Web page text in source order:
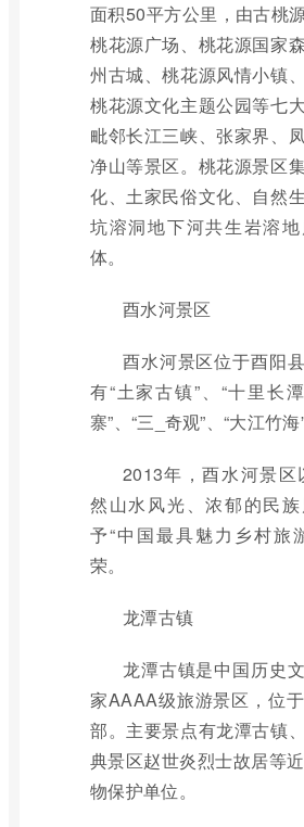
面积50平方公里，由古桃
桃花源广场、桃花源国家
州古城、桃花源风情小镇
桃花源文化主题公园等七
毗邻长江三峡、张家界、
净山等景区。桃花源景区
化、土家民俗文化、自然
坑溶洞地下河共生岩溶
体。
酉水河景区
酉水河景区位于酉阳
有“土家古镇”、“十里长
寨”、“三_奇观”、“大江竹海
2013年，酉水河景区
然山水风光、浓郁的民
予“中国最具魅力乡村旅
荣。
龙潭古镇
龙潭古镇是中国历史
家AAAA级旅游景区，位
部。主要景点有龙潭古镇
典景区赵世炎烈士故居等
物保护单位。